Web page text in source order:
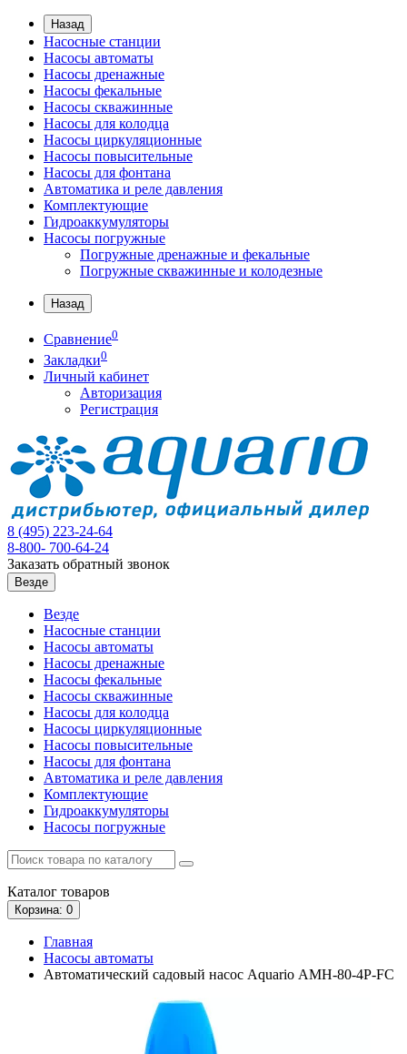
Назад
Насосные станции
Насосы автоматы
Насосы дренажные
Насосы фекальные
Насосы скважинные
Насосы для колодца
Насосы циркуляционные
Насосы повысительные
Насосы для фонтана
Автоматика и реле давления
Комплектующие
Гидроаккумуляторы
Насосы погружные
Погружные дренажные и фекальные
Погружные скважинные и колодезные
Назад
Сравнение0
Закладки0
Личный кабинет
Авторизация
Регистрация
8 (495) 223-24-64
8-800- 700-64-24
Заказать обратный звонок
Везде
Везде
Насосные станции
Насосы автоматы
Насосы дренажные
Насосы фекальные
Насосы скважинные
Насосы для колодца
Насосы циркуляционные
Насосы повысительные
Насосы для фонтана
Автоматика и реле давления
Комплектующие
Гидроаккумуляторы
Насосы погружные
Каталог товаров
Корзина: 0
Главная
Насосы автоматы
Автоматический садовый насос Aquario АМН-80-4P-FС